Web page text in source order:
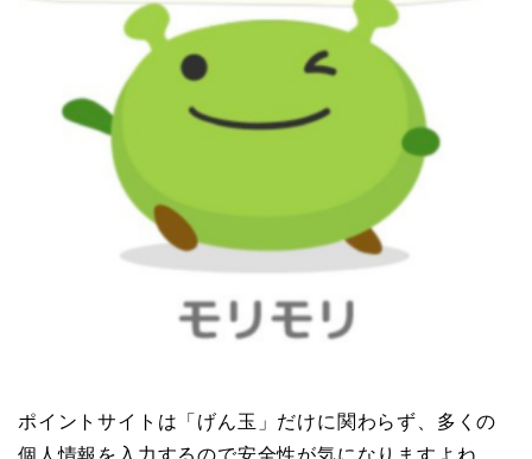
ポイントサイトは「げん玉」だけに関わらず、多くの